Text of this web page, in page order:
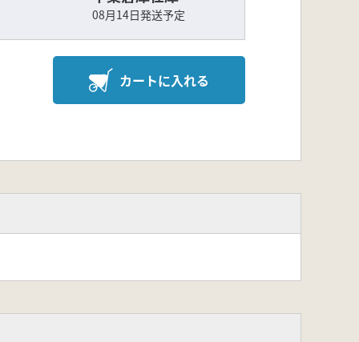
08月14日発送予定
カートに入れる